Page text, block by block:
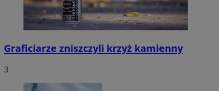
Graficiarze zniszczyli krzyż kamienny
3